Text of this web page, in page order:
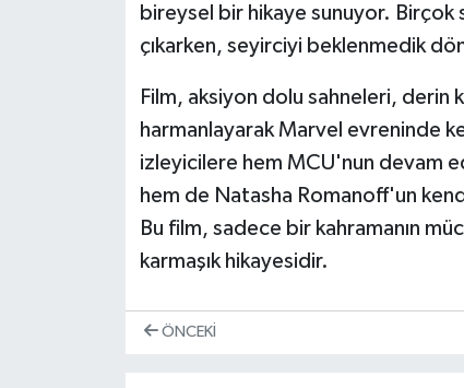
bireysel bir hikaye sunuyor. Birçok
çıkarken, seyirciyi beklenmedik
Film, aksiyon dolu sahneleri, derin
harmanlayarak Marvel evreninde
izleyicilere hem MCU'nun devam
hem de Natasha Romanoff'un
Bu film, sadece bir kahramanın
karmaşık hikayesidir.
ÖNCEKI